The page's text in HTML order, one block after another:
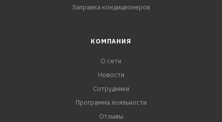
Заправка кондиционеров
КОМПАНИЯ
О сети
Новости
Сотрудники
Программа лояльности
Отзывы